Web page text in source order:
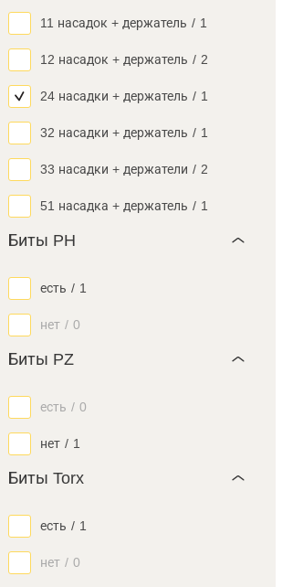
11 насадок + держатель / 1
12 насадок + держатель / 2
24 насадки + держатель / 1
32 насадки + держатель / 1
33 насадки + держатели / 2
51 насадка + держатель / 1
Биты PH
есть / 1
нет / 0
Биты PZ
есть / 0
нет / 1
Биты Torx
есть / 1
нет / 0